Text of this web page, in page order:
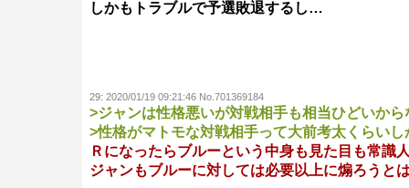
しかもトラブルで予選敗退するし…
29: 2020/01/19 09:21:46 No.701369184
>ジャンは性格悪いが対戦相手も相当ひどいから
>性格がマトモな対戦相手って大前考太くらい
Ｒになったらブルーという中身も見た目も常識
ジャンもブルーに対しては必要以上に煽ろうと